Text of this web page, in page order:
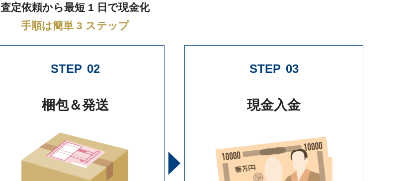
査定依頼から最短 1 日で現金化
手順は簡単 3 ステップ
STEP 02
梱包＆発送
STEP 03
現金入金